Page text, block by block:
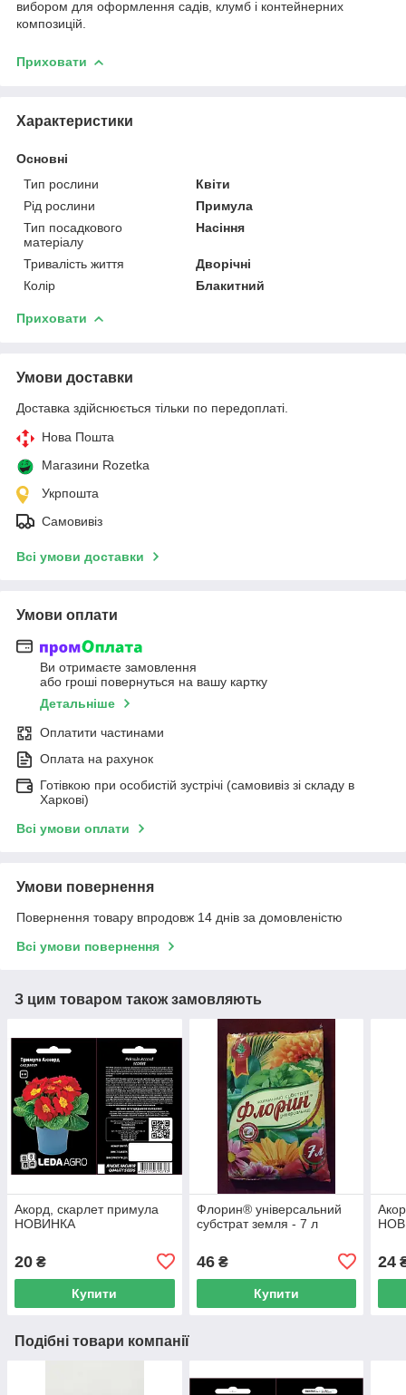
вибором для оформлення садів, клумб і контейнерних
композицій.
Приховати
Характеристики
Основні
Тип рослини
Квіти
Рід рослини
Примула
Тип посадкового
матеріалу
Насіння
Тривалість життя
Дворічні
Колір
Блакитний
Приховати
Умови доставки
Доставка здійснюється тільки по передоплаті.
Нова Пошта
Магазини Rozetka
Укрпошта
Самовивіз
Всі умови доставки
Умови оплати
Ви отримаєте замовлення
або гроші повернуться на вашу картку
Детальніше
Оплатити частинами
Оплата на рахунок
Готівкою при особистій зустрічі (самовивіз зі складу в
Харкові)
Всі умови оплати
Умови повернення
Повернення товару впродовж 14 днів за домовленістю
Всі умови повернення
З цим товаром також замовляють
Акорд, скарлет примула
НОВИНКА
20 ₴
Купити
Флорин® універсальний
субстрат земля - 7 л
46₴
Купити
24
Подібні товари компанії